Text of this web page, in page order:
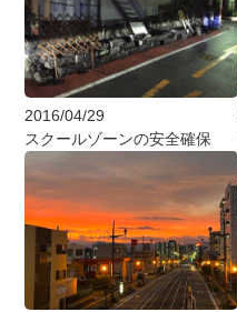
2016/04/29
スクールゾーンの安全確保